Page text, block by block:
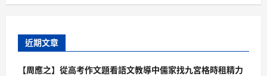
近期文章
【周應之】從高考作文題看語文教導中儒家找九宮格時租精力